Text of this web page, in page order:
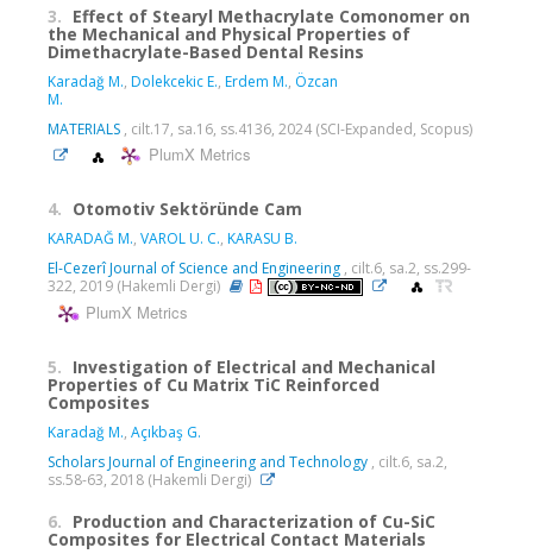
3. Effect of Stearyl Methacrylate Comonomer on
the Mechanical and Physical Properties of
Dimethacrylate-Based Dental Resins
Karadağ M., Dolekcekic E., Erdem M., Özcan
M.
MATERIALS , cilt.17, sa.16, ss.4136, 2024 (SCI-Expanded, Scopus)
PlumX Metrics
4. Otomotiv Sektöründe Cam
KARADAĞ M., VAROL U. C., KARASU B.
El-Cezerî Journal of Science and Engineering , cilt.6, sa.2, ss.299-
322, 2019 (Hakemli Dergi)
PlumX Metrics
5. Investigation of Electrical and Mechanical
Properties of Cu Matrix TiC Reinforced
Composites
Karadağ M., Açıkbaş G.
Scholars Journal of Engineering and Technology , cilt.6, sa.2,
ss.58-63, 2018 (Hakemli Dergi)
6. Production and Characterization of Cu-SiC
Composites for Electrical Contact Materials